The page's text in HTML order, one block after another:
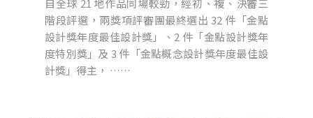
自全球 21 地作品同場較勁，經初、複、決審三
階段評選，兩獎項評審團最終選出 32 件「金點
設計獎年度最佳設計獎」、2 件「金點設計獎年
度特別獎」及 3 件「金點概念設計獎年度最佳設
計獎」得主， ……